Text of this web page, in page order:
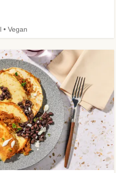
• Vegan